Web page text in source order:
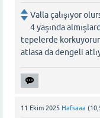
Valla çalışıyor
4 yaşında
tepelerde
atlasa da dengeli
11 Ekim 2025 Hafsaaa (